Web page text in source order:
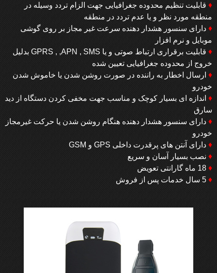
♦ قابلیت تنظیم محدوده جغرافیایی جهت الزام تردد وسیله در
منطقه مورد نظر و یا عدم تردد در منطقه
♦ دارای سنسور هشدار دهنده سرعت غیر مجاز بر روی گوشی
موبایل و نرم افزار
♦
قابلیت برقراری ارتباط صوتی و یا GPRS , ,APN , SMS بدلیل
خروج از محدوده جغرافیایی تعیین شده
♦ ارسال اخطار به راننده در صورت روشن شدن یا خاموش شدن
خودرو
♦ اندازه ای بسیار کوچک و مناسب جهت مخفی کردن دستگاه از دید
سارق
♦ دارای سنسور هشدار دهنده هنگام روشن شدن یا حرکت غیرمجاز
خودرو
♦ دارای آنتن های پرقدرت داخلی GPS و GSM
♦ نصب بسیار آسان و سریع
♦
♦